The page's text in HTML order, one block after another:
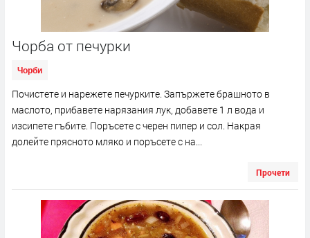
Чорба от печурки
Чорби
Почистете и нарежете печурките. Запържете брашното в
маслото, прибавете нарязания лук, добавете 1 л вода и
изсипете гъбите. Поръсете с черен пипер и сол. Накрая
долейте прясното мляко и поръсете с на...
Прочети